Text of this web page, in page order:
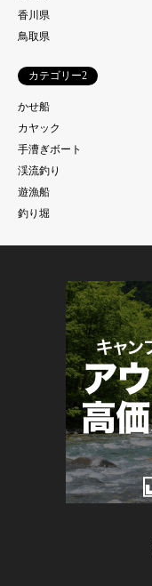
香川県
鳥取県
カテゴリー2
かせ船
カヤック
手漕ぎボート
渓流釣り
遊漁船
釣り堀